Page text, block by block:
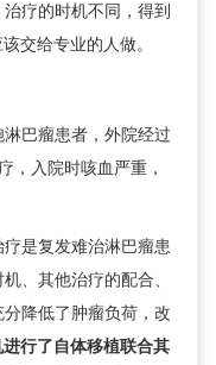
疗的时机不同，得到
交给专业的人做。
巴瘤患者，外院经过
，入院时咳血严重，
是复发难治淋巴瘤患
、其他治疗的配合、
降低了肿瘤负荷，改
行了自体移植联合其